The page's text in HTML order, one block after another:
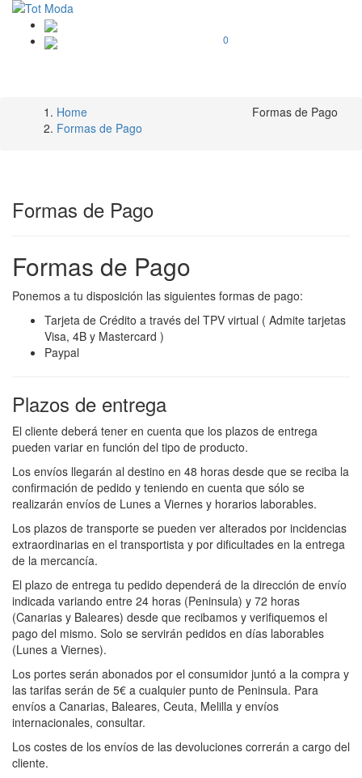
0
Home
Formas de Pago
Formas de Pago
Formas de Pago
Formas de Pago
Ponemos a tu disposición las siguientes formas de pago:
Tarjeta de Crédito a través del TPV virtual ( Admite tarjetas
Visa, 4B y Mastercard )
Paypal
Plazos de entrega
El cliente deberá tener en cuenta que los plazos de entrega
pueden variar en función del tipo de producto.
Los envíos llegarán al destino en 48 horas desde que se reciba la
confirmación de pedido y teniendo en cuenta que sólo se
realizarán envíos de Lunes a Viernes y horarios laborables.
Los plazos de transporte se pueden ver alterados por incidencias
extraordinarias en el transportista y por dificultades en la entrega
de la mercancía.
El plazo de entrega tu pedido dependerá de la dirección de envío
indicada variando entre 24 horas (Peninsula) y 72 horas
(Canarias y Baleares) desde que recibamos y verifiquemos el
pago del mismo. Solo se servirán pedidos en días laborables
(Lunes a Viernes).
Los portes serán abonados por el consumidor juntó a la compra y
las tarifas serán de 5€ a cualquier punto de Peninsula. Para
envíos a Canarias, Baleares, Ceuta, Melilla y envíos
internacionales, consultar.
Los costes de los envíos de las devoluciones correrán a cargo del
cliente.